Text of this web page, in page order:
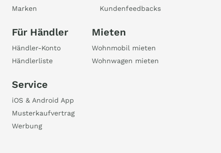
Marken
Kundenfeedbacks
Für Händler
Händler-Konto
Händlerliste
Mieten
Wohnmobil mieten
Wohnwagen mieten
Service
iOS & Android App
Musterkaufvertrag
Werbung